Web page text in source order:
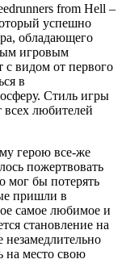
from Hell –
успешно
обладающего
игровым
с видом от первого
в
Стиль игры
всех любителей
герою все-же
пожертвовать
мог бы потерять
пришли в
самое любимое и
становление на
на место свою